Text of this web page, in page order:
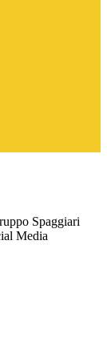
Spaggiari
Media